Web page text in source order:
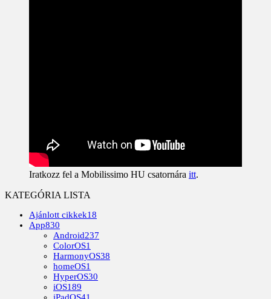
Iratkozz fel a Mobilissimo HU csatornára itt.
KATEGÓRIA LISTA
Ajánlott cikkek18
App830
Android237
ColorOS1
HarmonyOS38
homeOS1
HyperOS30
iOS189
iPadOS41